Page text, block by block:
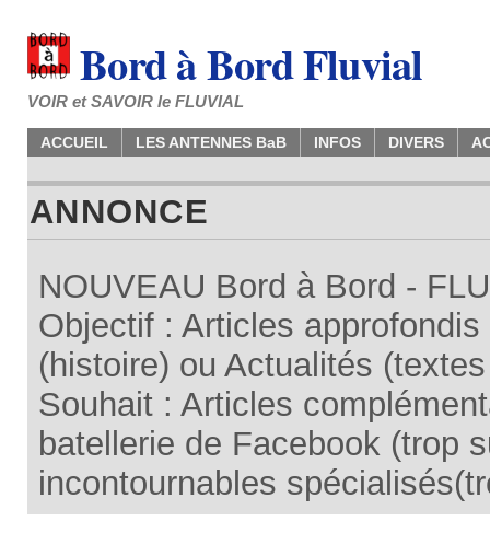
Bord à Bord Fluvial
VOIR et SAVOIR le FLUVIAL
ACCUEIL LES ANTENNES BaB INFOS DIVERS
ANNONCE
NOUVEAU Bord à Bord -
Objectif : Articles
(histoire) ou Actualités
Souhait : Articles
batellerie de Facebook (trop
incontournables